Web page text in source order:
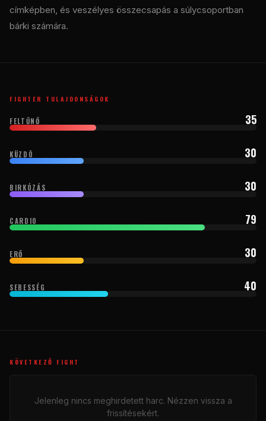
címképben, és veszélyes összecsapás a súlycsoportban
bárki számára.
FIGHTER TULAJDONSÁGOK
FELTŰNŐ 35
KÜZDÕ 30
BIRKÓZÁS 30
CARDIO 79
ERŐ 30
SEBESSÉG 40
KÖVETKEZŐ FIGHT
Jelenleg nincs meghirdetett harc. Nézzen vissza a
frissítésekért.